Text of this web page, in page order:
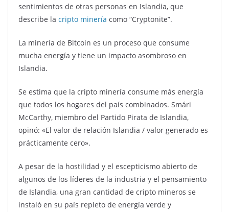
sentimientos de otras personas en Islandia, que
describe la cripto minería como “Cryptonite”.
La minería de Bitcoin es un proceso que consume
mucha energía y tiene un impacto asombroso en
Islandia.
Se estima que la cripto minería consume más energía
que todos los hogares del país combinados. Smári
McCarthy, miembro del Partido Pirata de Islandia,
opinó: «El valor de relación Islandia / valor generado es
prácticamente cero».
A pesar de la hostilidad y el escepticismo abierto de
algunos de los líderes de la industria y el pensamiento
de Islandia, una gran cantidad de cripto mineros se
instaló en su país repleto de energía verde y